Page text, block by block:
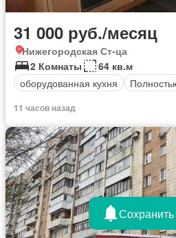
31 000 руб./месяц
Нижегородская Ст-ца
2 Комнаты
64 кв.м
оборудованная кухня
11 часов назад